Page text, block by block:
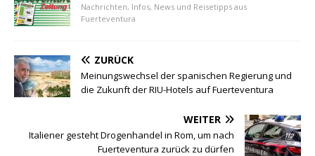
Nachrichten, Infos, News und Reisetipps aus
Fuerteventura
ZURÜCK
Meinungswechsel der spanischen Regierung und
die Zukunft der RIU-Hotels auf Fuerteventura
WEITER
Italiener gesteht Drogenhandel in Rom, um nach
Fuerteventura zurück zu dürfen